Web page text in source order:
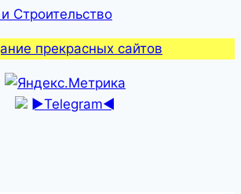
Строительство
прекрасных сайтов
►Telegram◄